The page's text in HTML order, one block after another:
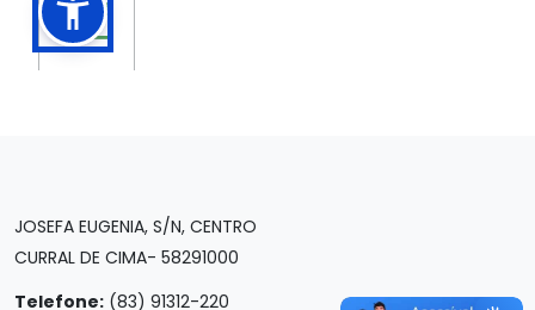
JOSEFA EUGENIA, S/N, CENTRO
CURRAL DE CIMA- 58291000
Telefone: (83) 91312-220